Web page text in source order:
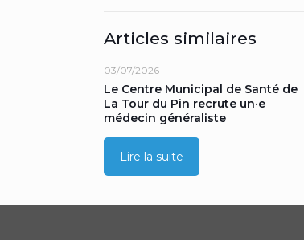
Articles similaires
03/07/2026
Le Centre Municipal de Santé de
La Tour du Pin recrute un·e
médecin généraliste
Lire la suite